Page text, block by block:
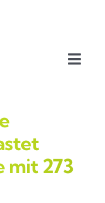
mit 273